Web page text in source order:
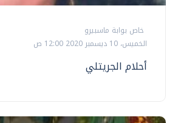
خاص بوابة ماسبيرو
الخميس، 10 ديسمبر 2020 12:00 ص
أحلام الجريتلي